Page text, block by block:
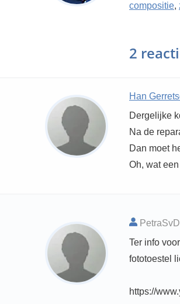
compositie,
2
Han
Dergelijke
Na de
Dan moet
Oh, wat
Ter info
fototoestel
https://